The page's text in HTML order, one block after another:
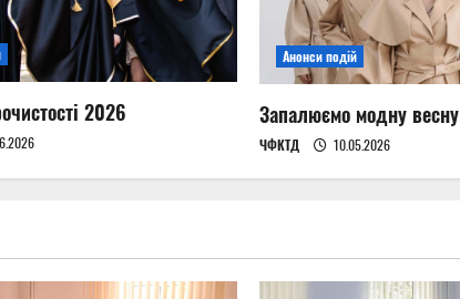
2026
Анонси подій
Запалюємо модну весну
ЧФКТД 10.05.2026